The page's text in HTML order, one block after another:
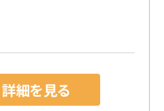
詳細を見る